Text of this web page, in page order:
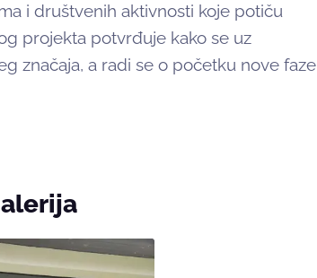
i društvenih aktivnosti koje potiču
projekta potvrđuje kako se uz
značaja, a radi se o početku nove faze